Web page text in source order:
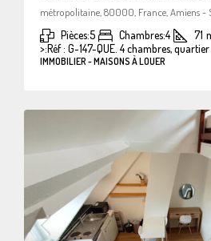
métropolitaine, 80000, France, Amiens -
Pièces:5 Chambres:4 71
>:Réf : G-147-QUE. 4 chambres,
IMMOBILIER - MAISONS À LOUER